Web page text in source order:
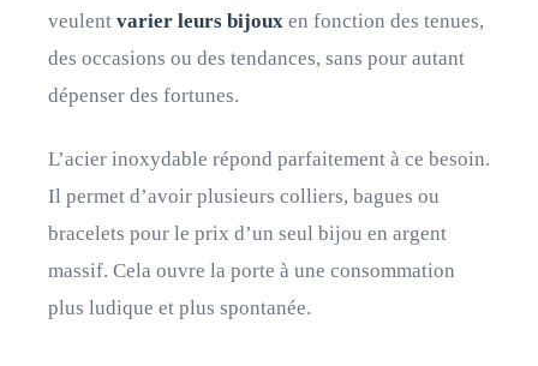
veulent varier leurs bijoux en fonction des tenues,
des occasions ou des tendances, sans pour autant
dépenser des fortunes.
L’acier inoxydable répond parfaitement à ce besoin.
Il permet d’avoir plusieurs colliers, bagues ou
bracelets pour le prix d’un seul bijou en argent
massif. Cela ouvre la porte à une consommation
plus ludique et plus spontanée.